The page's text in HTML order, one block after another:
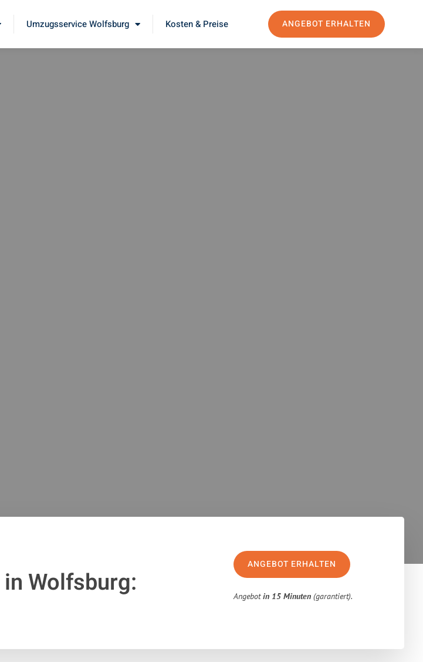
Umzugsservice Wolfsburg Kosten & Preise ANGEBOT ERHALTEN
in Wolfsburg:
ANGEBOT ERHALTEN
Angebotin 15 Minuten (garantiert).